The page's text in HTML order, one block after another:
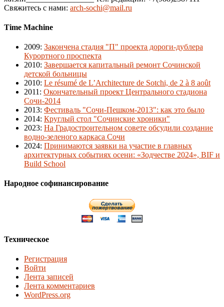
Свяжитесь с нами: arch-sochi@mail.ru
Time Machine
2009: Закончена стадия "П" проекта дороги-дублера
Курортного проспекта
2010: Завершается капитальный ремонт Сочинской
детской больницы
2010: Le résumé de L’Architecture de Sotchi, de 2 à 8 août
2011 : Окончательный проект Центрального стадиона
Сочи-2014
2013: Фестиваль "Сочи-Пешком-2013": как это было
2014: Круглый стол "Сочинские хроники"
2023: На Градостроительном совете обсудили создание
водно-зеленого каркаса Сочи
2024: Принимаются заявки на участие в главных
архитектурных событиях осени: «Зодчестве 2024», BIF и
Build School
Народное софинансирование
Техническое
Регистрация
Войти
Лента записей
Лента комментариев
WordPress.org